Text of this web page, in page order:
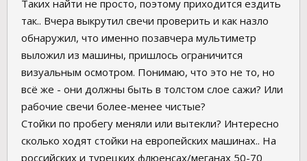
Таких найти не просто, поэтому приходится ездить
так.. Вчера выкрутил свечи проверить и как назло
обнаружил, что именно позавчера мультиметр
выложил из машины, пришлось ограничится
визуальным осмотром. Понимаю, что это не то, но
всё же - они должны быть в толстом слое сажи? Или
рабочие свечи более-менее чистые?
Стойки по пробегу меняли или вытекли? Интересно
сколько ходят стойки на европейских машинах.. На
российских и турецких флюенсах/меганах 50-70